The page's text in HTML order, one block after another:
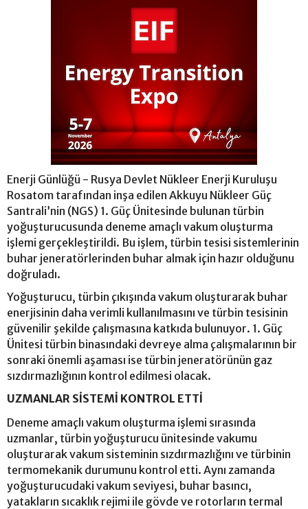
Enerji Günlüğü - Rusya Devlet Nükleer Enerji Kuruluşu
Rosatom tarafından inşa edilen Akkuyu Nükleer Güç
Santrali’nin (NGS) 1. Güç Ünitesinde bulunan türbin
yoğuşturucusunda deneme amaçlı vakum oluşturma
işlemi gerçekleştirildi. Bu işlem, türbin tesisi sistemlerinin
buhar jeneratörlerinden buhar almak için hazır olduğunu
doğruladı.
Yoğuşturucu, türbin çıkışında vakum oluşturarak buhar
enerjisinin daha verimli kullanılmasını ve türbin tesisinin
güvenilir şekilde çalışmasına katkıda bulunuyor. 1. Güç
Ünitesi türbin binasındaki devreye alma çalışmalarının bir
sonraki önemli aşaması ise türbin jeneratörünün gaz
sızdırmazlığının kontrol edilmesi olacak.
UZMANLAR SİSTEMİ KONTROL ETTİ
Deneme amaçlı vakum oluşturma işlemi sırasında
uzmanlar, türbin yoğuşturucu ünitesinde vakumu
oluşturarak vakum sisteminin sızdırmazlığını ve türbinin
termomekanik durumunu kontrol etti. Aynı zamanda
yoğuşturucudaki vakum seviyesi, buhar basıncı,
yatakların sıcaklık rejimi ile gövde ve rotorların termal